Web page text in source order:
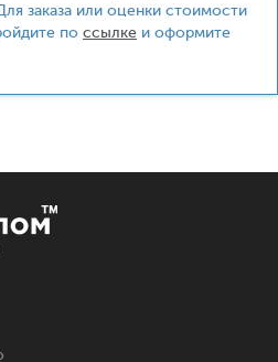
заказа или оценки стоимости
по ссылке и оформите